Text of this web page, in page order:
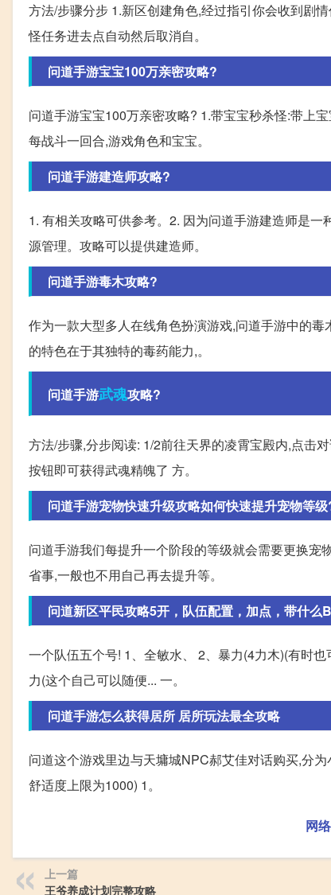
方法/步骤分步 1.新区创建角色,经过指引你会收到剧
怪任务进去点自动然后取消自。
问道手游宝宝100万亲密攻略?
问道手游宝宝100万亲密攻略? 1.带宝宝秒杀怪:带上
每战斗一回合,游戏角色和宝宝。
问道手游建造师攻略?
1. 有相关攻略可供参考。2. 因为问道手游建造师是
源管理。攻略可以提供建造师。
问道手游毒木攻略?
作为一款大型多人在线角色扮演游戏,问道手游中的
的特色在于其独特的毒药能力,。
问道手游武魂攻略?
方法/步骤,分步阅读: 1/2前往天界的凌霄宝殿内,点击
按钮即可获得武魂精魄了 方。
问道手游宠物快速升级攻略如何快速提升宠物等级
问道手游我们每提升一个阶段的等级就会需要更换
省事,一般也不用自己再去提升等。
问道新区平民攻略5开，队伍配置，加点，带什么
一个队伍五个号! 1、全敏水、 2、暴力(4力木)(有时
力(这个自己可以随便... 一。
问道手游怎么获得居所 居所玩法最全攻略
问道这个游戏里边与天墉城NPC郝艾佳对话购买,分
舒适度上限为1000) 1。
网
上一篇
王爷养成计划完整攻略